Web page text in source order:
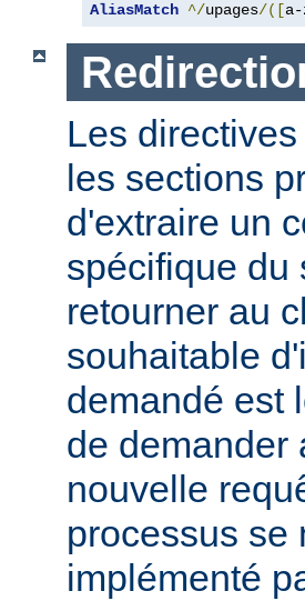
AliasMatch ^/upages/([a-
Les
les sections
d'extraire un
spécifique du
retourner au
souhaitable
demandé est
de demander
nouvelle
processus se
implémenté